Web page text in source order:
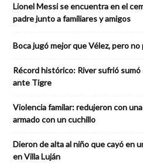
Lionel Messi se encuentra en el
padre junto a familiares y amigos
Boca jugó mejor que Vélez, pero
Récord histórico: River sufrió
ante Tigre
Violencia familar: redujeron con
armado con un cuchillo
Dieron de alta al niño que cayó en
en Villa Luján